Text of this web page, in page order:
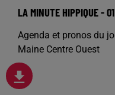
LA MINUTE HIPPIQUE -
Agenda et pronos du
Maine Centre Ouest